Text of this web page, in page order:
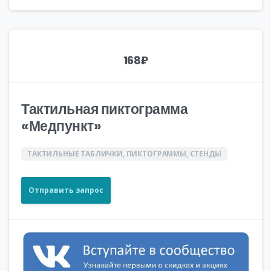
168₽
Тактильная пиктограмма
«Медпункт»
ТАКТИЛЬНЫЕ ТАБЛИЧКИ, ПИКТОГРАММЫ, СТЕНДЫ
Отправить запрос